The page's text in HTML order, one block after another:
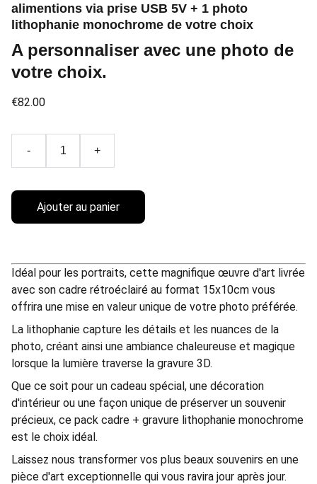
alimentions via prise USB 5V + 1 photo
lithophanie monochrome de votre choix
A personnaliser avec une photo de
votre choix.
€82.00
- +
Ajouter au panier
Idéal pour les portraits, cette magnifique œuvre d'art livrée
avec son cadre rétroéclairé au format 15x10cm vous
offrira une mise en valeur unique de votre photo préférée.
La lithophanie capture les détails et les nuances de la
photo, créant ainsi une ambiance chaleureuse et magique
lorsque la lumière traverse la gravure 3D.
Que ce soit pour un cadeau spécial, une décoration
d'intérieur ou une façon unique de préserver un souvenir
précieux, ce pack cadre + gravure lithophanie monochrome
est le choix idéal.
Laissez nous transformer vos plus beaux souvenirs en une
pièce d'art exceptionnelle qui vous ravira jour après jour.